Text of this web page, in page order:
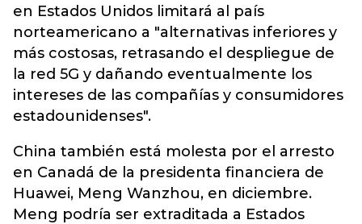
en Estados Unidos limitará al país
norteamericano a "alternativas inferiores y
más costosas, retrasando el despliegue de
la red 5G y dañando eventualmente los
intereses de las compañías y consumidores
estadounidenses".
China también está molesta por el arresto
en Canadá de la presidenta financiera de
Huawei, Meng Wanzhou, en diciembre.
Meng podría ser extraditada a Estados